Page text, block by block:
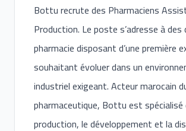
Bottu recrute des Pharmaciens
Production. Le poste s’adresse à
pharmacie disposant d’une première
souhaitant évoluer dans un
industriel exigeant. Acteur marocain
pharmaceutique, Bottu est spécialisé
production, le développement et la